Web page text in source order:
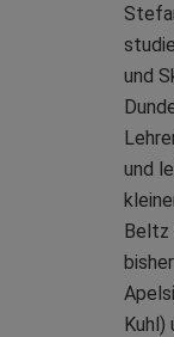
und
und
Beltz
Kuhl)